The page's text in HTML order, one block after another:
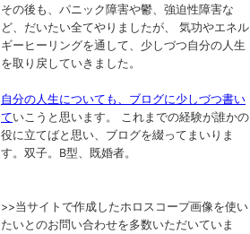
その後も、パニック障害や鬱、強迫性障害な
ど、だいたい全てやりましたが、 気功やエネル
ギーヒーリングを通して、少しづつ自分の人生
を取り戻していきました。
自分の人生についても、ブログに少しづつ書い
ていこうと思います。 これまでの経験が誰かの
役に立てばと思い、ブログを綴ってまいりま
す。双子。B型、既婚者。
>>当サイトで作成したホロスコープ画像を使い
たいとのお問い合わせを多数いただいていま